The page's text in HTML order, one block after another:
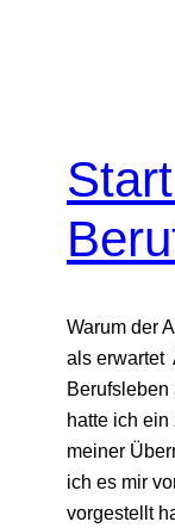
Warum der
als erwartet
Berufsleben
hatte ich
meiner
ich es mir
vorgestellt